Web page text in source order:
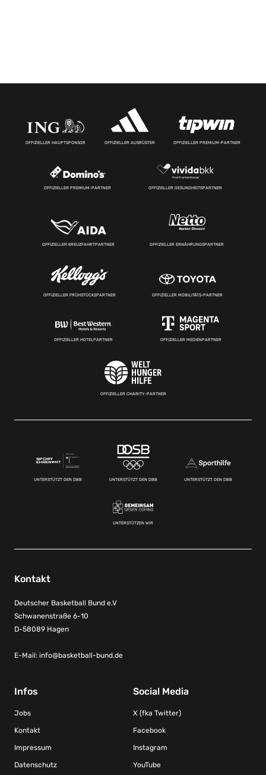
OFFIZIELLER HAUPTSPONSOR OFFIZIELLER AUSRÜSTER OFFIZIELLER PREMIUM-PARTNER
OFFIZIELLER PREMIUM-PARTNER OFFIZIELLER GESUNDHEITSPARTNER
OFFIZIELLER KREUZFAHRTPARTNER OFFIZIELLER ERNÄHRUNGSPARTNER
OFFIZIELLER FRÜHSTÜCKSPARTNER OFFIZIELLER MOBILITÄTS-PARTNER
OFFIZIELLER HOTELPARTNER OFFIZIELLER MEDIENPARTNER
OFFIZIELLER CHARITY-PARTNER
UNTERSTÜTZT DEN DBB UNTERSTÜTZT DEN DBB UNTERSTÜTZT DEN DBB
UNTERSTÜTZEN WIR
Kontakt
Deutscher Basketball Bund e.V
Schwanenstraße 6-10
D-58089 Hagen
E-Mail: info@basketball-bund.de
Infos
Jobs
Kontakt
Impressum
Datenschutz
Social Media
X (fka Twitter)
Facebook
Instagram
YouTube